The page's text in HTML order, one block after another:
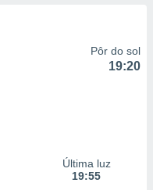
Pôr do sol
19:20
Última luz
19:55